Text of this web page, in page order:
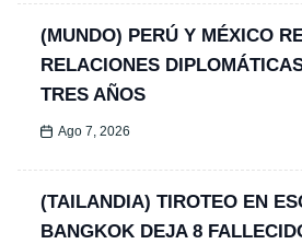
(MUNDO) PERÚ Y MÉXICO
RELACIONES
TRES AÑOS
Ago 7, 2026
(TAILANDIA) TIROTEO EN
BANGKOK DEJA 8